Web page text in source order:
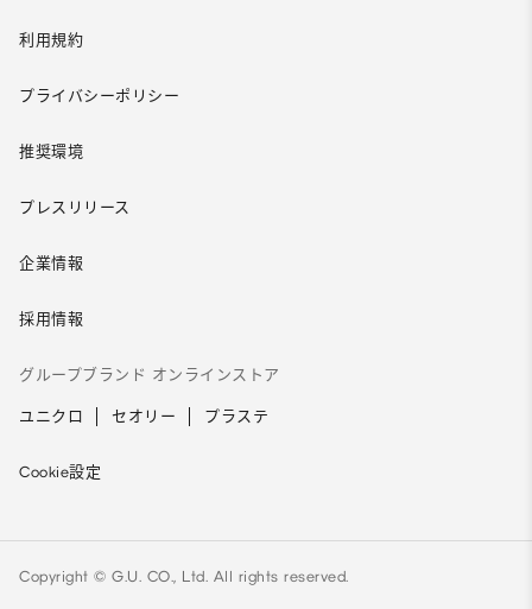
利用規約
プライバシーポリシー
推奨環境
プレスリリース
企業情報
採用情報
グループブランド オンラインストア
ユニクロ セオリー プラステ
Cookie設定
Copyright © G.U. CO., Ltd. All rights reserved.